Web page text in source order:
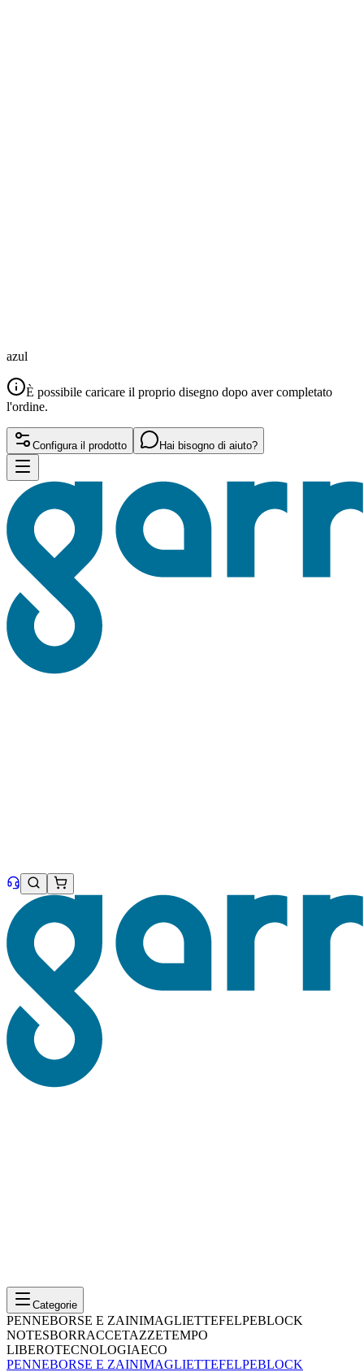
azul
È possibile caricare il proprio disegno dopo aver completato
l'ordine.
Configura il prodotto Hai bisogno di aiuto?
Categorie
PENNEBORSE E ZAINIMAGLIETTEFELPEBLOCK
NOTESBORRACCETAZZETEMPO
LIBEROTECNOLOGIAECO
PENNEBORSE E ZAINIMAGLIETTEFELPEBLOCK